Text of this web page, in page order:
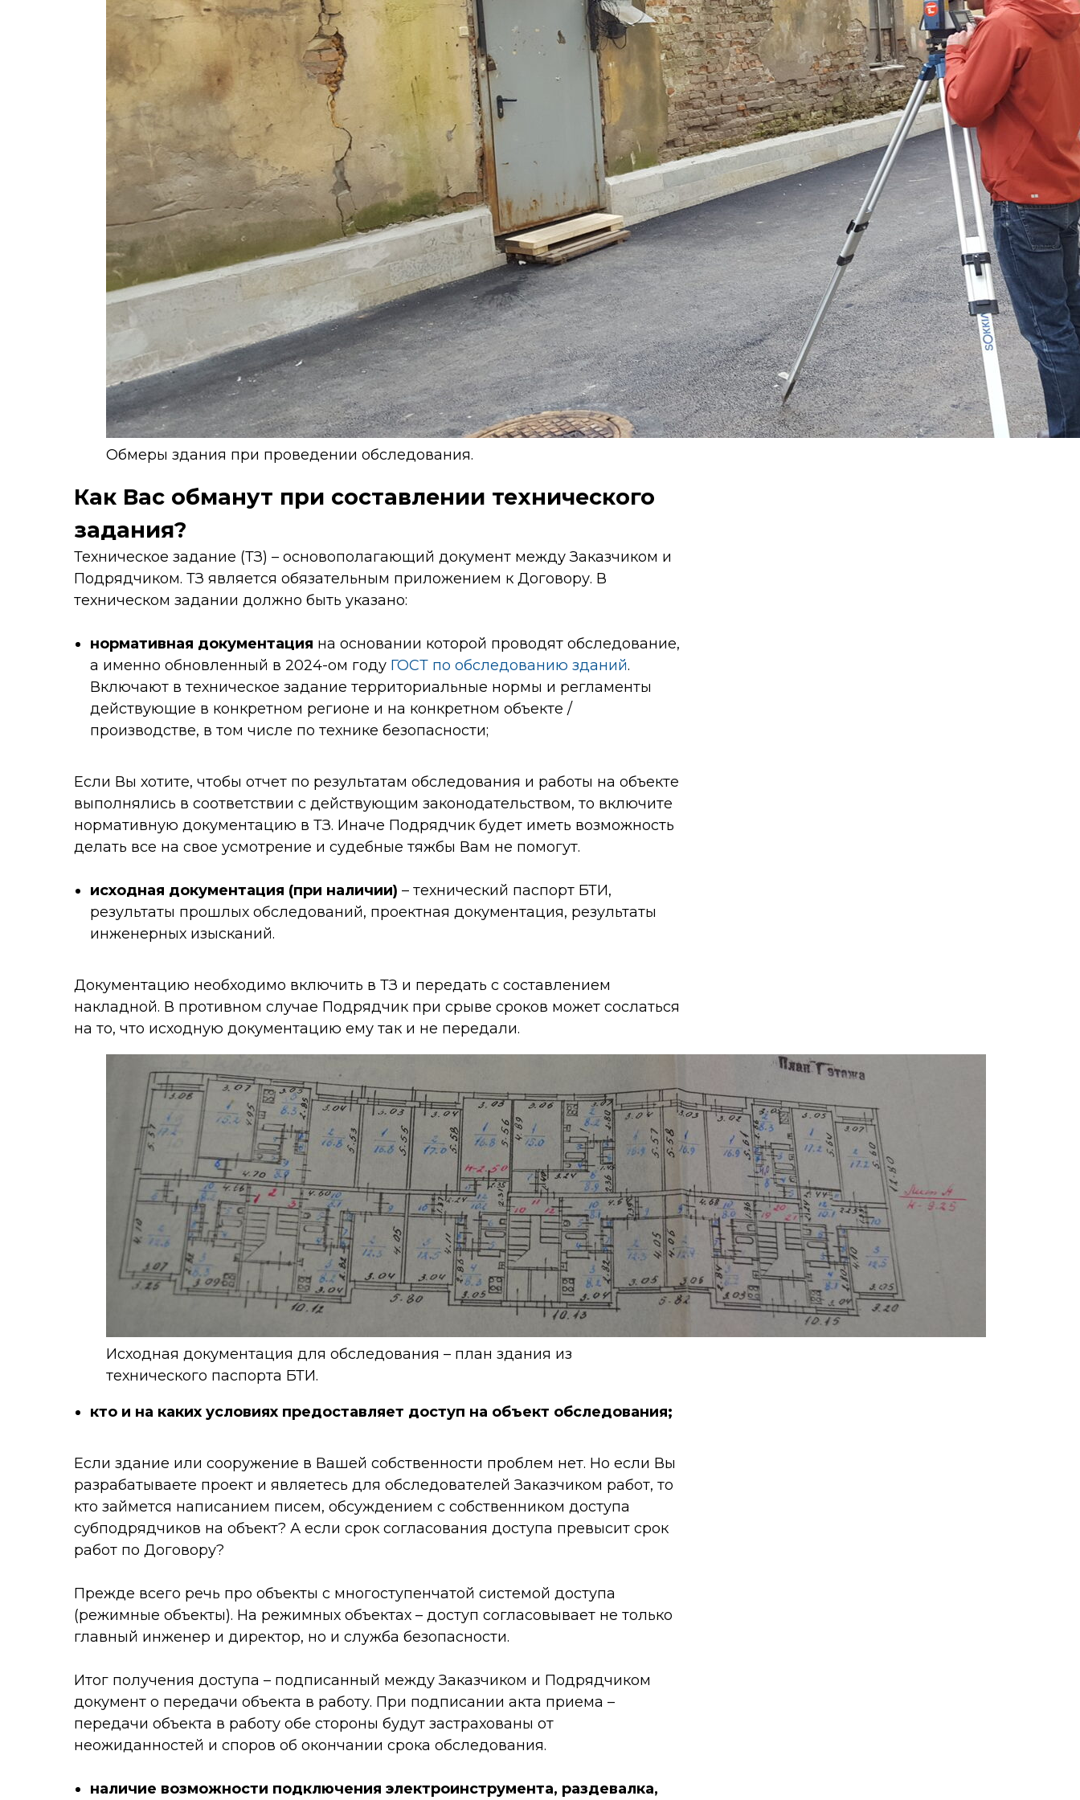
Обмеры здания при проведении обследования.
Как Вас обманут при составлении технического
задания?
Техническое задание (ТЗ) – основополагающий документ между Заказчиком и
Подрядчиком. ТЗ является обязательным приложением к Договору. В
техническом задании должно быть указано:
нормативная документация на основании которой проводят обследование,
а именно обновленный в 2024-ом году ГОСТ по обследованию зданий.
Включают в техническое задание территориальные нормы и регламенты
действующие в конкретном регионе и на конкретном объекте /
производстве, в том числе по технике безопасности;
Если Вы хотите, чтобы отчет по результатам обследования и работы на объекте
выполнялись в соответствии с действующим законодательством, то включите
нормативную документацию в ТЗ. Иначе Подрядчик будет иметь возможность
делать все на свое усмотрение и судебные тяжбы Вам не помогут.
исходная документация (при наличии) – технический паспорт БТИ,
результаты прошлых обследований, проектная документация, результаты
инженерных изысканий.
Документацию необходимо включить в ТЗ и передать с составлением
накладной. В противном случае Подрядчик при срыве сроков может сослаться
на то, что исходную документацию ему так и не передали.
Исходная документация для обследования – план здания из
технического паспорта БТИ.
кто и на каких условиях предоставляет доступ на объект обследования;
Если здание или сооружение в Вашей собственности проблем нет. Но если Вы
разрабатываете проект и являетесь для обследователей Заказчиком работ, то
кто займется написанием писем, обсуждением с собственником доступа
субподрядчиков на объект? А если срок согласования доступа превысит срок
работ по Договору?
Прежде всего речь про объекты с многоступенчатой системой доступа
(режимные объекты). На режимных объектах – доступ согласовывает не только
главный инженер и директор, но и служба безопасности.
Итог получения доступа – подписанный между Заказчиком и Подрядчиком
документ о передачи объекта в работу. При подписании акта приема –
передачи объекта в работу обе стороны будут застрахованы от
неожиданностей и споров об окончании срока обследования.
наличие возможности подключения электроинструмента, раздевалка,